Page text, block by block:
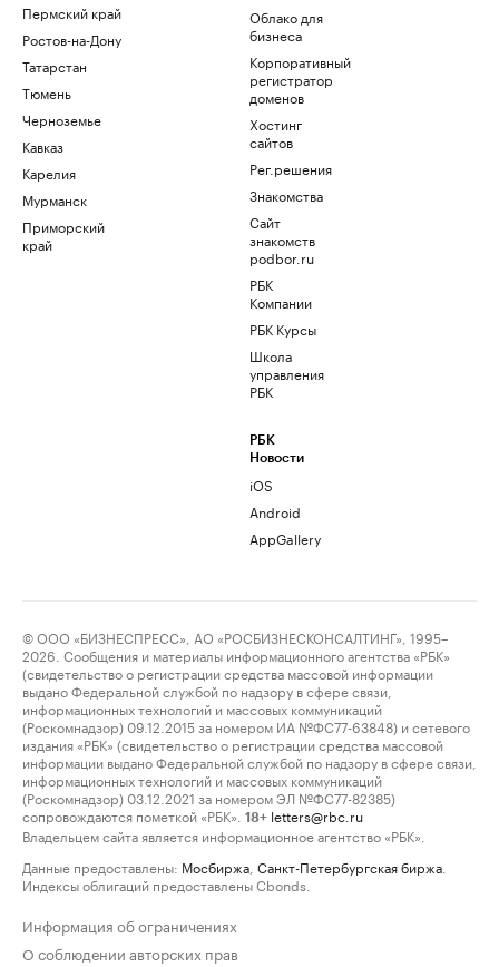
Пермский край
Ростов-на-Дону
Татарстан
Тюмень
Черноземье
Кавказ
Карелия
Мурманск
Приморский
край
Облако для
бизнеса
Корпоративный
регистратор
доменов
Хостинг
сайтов
Рег.решения
Знакомства
Сайт
знакомств
podbor.ru
РБК
Компании
РБК Курсы
Школа
управления
РБК
РБК
Новости
iOS
Android
AppGallery
© ООО «БИЗНЕСПРЕСС», АО «РОСБИЗНЕСКОНСАЛТИНГ», 1995–
2026. Сообщения и материалы информационного агентства «РБК»
(свидетельство о регистрации средства массовой информации
выдано Федеральной службой по надзору в сфере связи,
информационных технологий и массовых коммуникаций
(Роскомнадзор) 09.12.2015 за номером ИА №ФС77-63848) и сетевого
издания «РБК» (свидетельство о регистрации средства массовой
информации выдано Федеральной службой по надзору в сфере связи,
информационных технологий и массовых коммуникаций
(Роскомнадзор) 03.12.2021 за номером ЭЛ №ФС77-82385)
сопровождаются пометкой «РБК».
18+ letters@rbc.ru
Владельцем сайта является информационное агентство «РБК».
Данные предоставлены: Мосбиржа Санкт-Петербургская биржа
Индексы облигаций предоставлены Cbonds.
Информация об ограничениях
О соблюдении авторских прав